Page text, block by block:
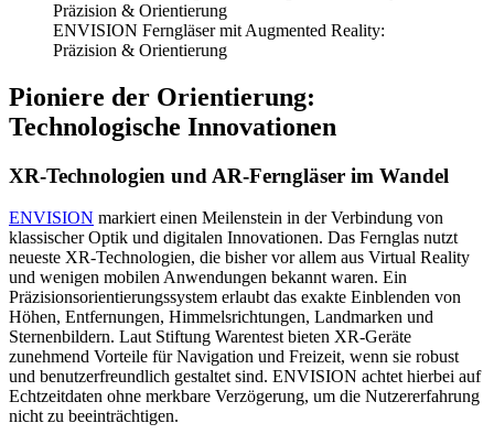
ENVISION Ferngläser mit Augmented Reality:
Präzision & Orientierung
Pioniere der Orientierung:
Technologische Innovationen
XR-Technologien und AR-Ferngläser im Wandel
ENVISION markiert einen Meilenstein in der Verbindung von
klassischer Optik und digitalen Innovationen. Das Fernglas nutzt
neueste XR-Technologien, die bisher vor allem aus Virtual Reality
und wenigen mobilen Anwendungen bekannt waren. Ein
Präzisionsorientierungssystem erlaubt das exakte Einblenden von
Höhen, Entfernungen, Himmelsrichtungen, Landmarken und
Sternenbildern. Laut Stiftung Warentest bieten XR-Geräte
zunehmend Vorteile für Navigation und Freizeit, wenn sie robust
und benutzerfreundlich gestaltet sind. ENVISION achtet hierbei auf
Echtzeitdaten ohne merkbare Verzögerung, um die Nutzererfahrung
nicht zu beeinträchtigen.